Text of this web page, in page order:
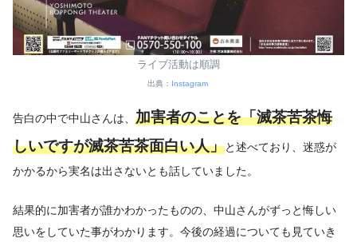
ライブ活動は順調
出典： Instagram
告白の中で中山さんは、 加害者のことを「滅茶苦茶悔
しいですが滅茶苦茶面白い人」と述べており、迷惑が
かかるから実名は出さないとも話していました。
結果的に加害者が誰かわかったものの、中山さんがずっと悔しい
思いをしていた事がわかります。今後の経過についても見ていき